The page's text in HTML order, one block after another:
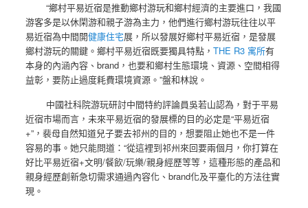
“鄉村平易近宿是推動鄉村游玩和鄉村經濟的主要進口，我國
游客多是以休閑游和親子游為主力，他們進行鄉村游玩往往以平
易近宿為中間開健康住宅展，所以發展好鄉村平易近宿，是發展
鄉村游玩的關鍵。鄉村平易近宿既要獨具特點，THE R3 寓所有
本身的內涵內容、brand，也要和鄉村生態環境、資源、空間相得
益彰，要防止過度耗費環境資源。”盤和林說。
中國社科院游玩研討中間特約評論員吳若山認為，對于平易
近宿市場而言，未來平易近宿的發展標的目的必定是“平易近宿
+”，裴母自然知道兒子要去祁州的目的，想要阻止她也不是一件
容易的事。她只能問道：“從這裡到祁州來回要兩個月，你打算在
好比平易近宿+文明/餐飲/玩樂/親身經歷等等，這種形態的產品和
親身經歷創新急切需求通過內容化、brand化及平臺化的方法往實
現。